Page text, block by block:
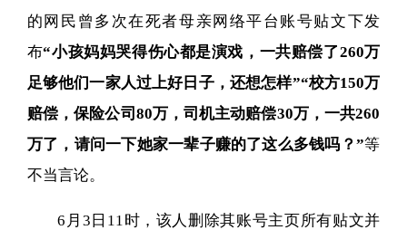
的网民曾多次在死者母亲网络平台账号贴文下发
布“小孩妈妈哭得伤心都是演戏，一共赔偿了260万
足够他们一家人过上好日子，还想怎样”“校方150万
赔偿，保险公司80万，司机主动赔偿30万，一共260
万了，请问一下她家一辈子赚的了这么多钱吗？”等
不当言论。
6月3日11时，该人删除其账号主页所有贴文并